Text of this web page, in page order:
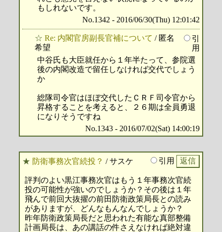
もしれないです。
No.1342 - 2016/06/30(Thu) 12:01:42
☆ Re: 内閣官房副長官補について / 匿名
希望
引
用
中谷氏も大臣就任から１年半たって、参院選
後の内閣改造で留任しなければ交代でしょう
か
総隊司令官はほぼ交代したＣＲＦ司令官から
昇格することを考えると、２６期は全員勇退
になりそうですね
No.1343 - 2016/07/02(Sat) 14:00:19
★ 防衛事務次官続投？ / サスケ 引用
評判のよい黒江事務次官はもう１年事務次官続
投の可能性が強いのでしょうか？その後は１年
飛んで前回大抜擢の前田防衛政策局長との読み
がありますが、どんなもんなんでしょうか？
昨年防衛政策局長だと思われた有能な真部整備
計画局長は、あの講話の件さえなければ絶対違